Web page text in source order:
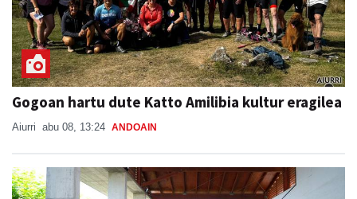
Gogoan hartu dute Katto Amilibia kultur eragilea
Aiurri abu 08, 13:24 ANDOAIN